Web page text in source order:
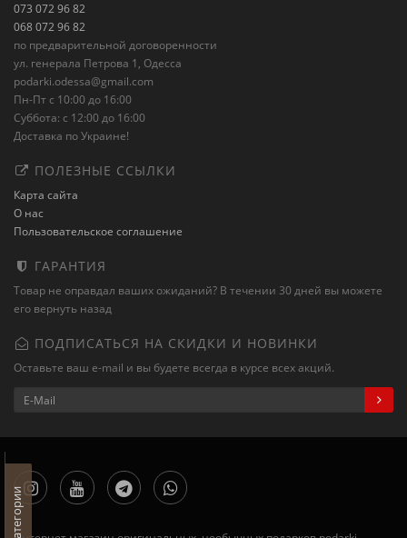
073 072 96 82
068 072 96 82
по предварительной договоренности
ул. генерала Петрова 1, Одесса
podarki.odessa@gmail.com
Пн-Пт с 10:00 до 16:00
Суббота: с 12:00 до 16:00
Доставка по Украине!
ПОЛЕЗНЫЕ ССЫЛКИ
Карта сайта
О нас
Пользовательское соглашение
ГАРАНТИЯ
Товар не оправдал ваших ожиданий? В течении 30 дней вы можете
его вернуть назад
ПОДПИСАТЬСЯ НА СКИДКИ И НОВИНКИ
Оставьте ваш e-mail и вы будете всегда в курсе всех акций.
Категории